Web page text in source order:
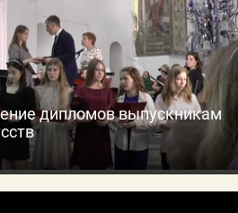
дипломов выпускникам